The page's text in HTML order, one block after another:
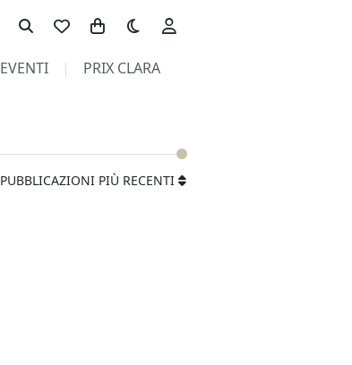
Toggle theme
EVENTI PRIX CLARA
PUBBLICAZIONI PIÙ RECENTI